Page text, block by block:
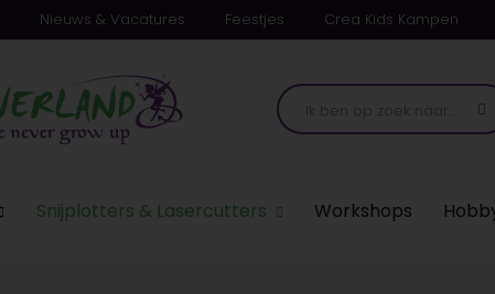
Nieuws & Vacatures Feestjes Crea Kids Kampen
Snijplotters & Lasercutters Workshops